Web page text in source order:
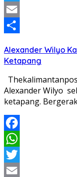
Twitter
Email
Alexander Wilyo
Ketapang
Alexander Wilyo
ketapang.
Facebook
WhatsApp
Twitter